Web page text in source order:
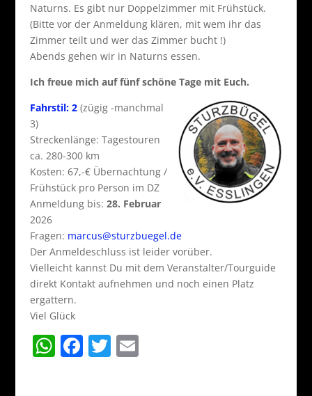
Naturns. Es gibt nur Doppelzimmer mit Frühstück.
(Bitte vor der Anmeldung klären, mit wem ihr das
Zimmer teilt und wer das Zimmer bucht !)
Abends gehen wir in Naturns essen.
Ich freue mich auf fünf schöne Tage mit Euch.
Fahrstil: 2(zügig -manchmal
3)
Streckenlänge: Tagestouren
ca. 280-300 km
Kosten: 67,-€ Übernachtung /
Frühstück pro Person im DZ
Anmeldung bis: 28. Februar
2026
Fragen: marcus@sturzbuegel.de
Der Anmeldeschluss ist leider vorüber.
Vielleicht kannst Du mit dem Veranstalter/Tourguide
direkt Kontakt aufnehmen und noch einen Platz
ergattern.
Viel Glück
W
h
F
a
T
w
E